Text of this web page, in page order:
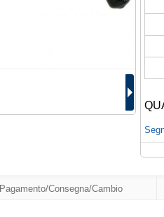
Pagamento/Consegna/Cambio